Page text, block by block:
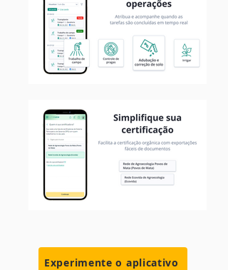
Experimente o aplicativo